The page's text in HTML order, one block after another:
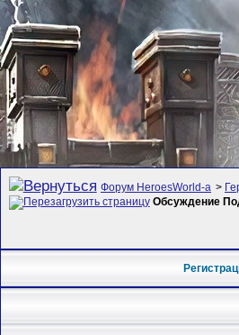
Форум HeroesWorld-а >
Обсуждение